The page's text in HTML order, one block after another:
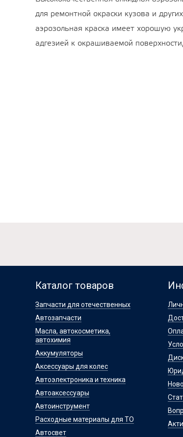
для ремонтной окраски кузова и
аэрозольная краска имеет хорошую
адгезией к окрашиваемой
Каталог товаров
Запчасти для отечественных
Автозапчасти
Масла, автокосметика,
автохимия
Аккумуляторы
Аксессуары для колес
Автоэлектроника и техника
Автоаксессуары
Автоинструмент
Расходные материалы для ТО
Автосвет